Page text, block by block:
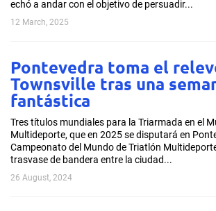
echó a andar con el objetivo de persuadir...
12 March, 2025
Pontevedra toma el
Townsville tras una
fantástica
Tres títulos mundiales para la Triarmada en el
Multideporte, que en 2025 se disputará en
Campeonato del Mundo de Triatlón
trasvase de bandera entre la ciudad...
26 August, 2024